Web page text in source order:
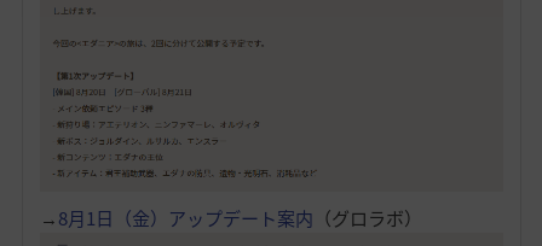
→8月1日（金）アップデート案内 （グロラボ）